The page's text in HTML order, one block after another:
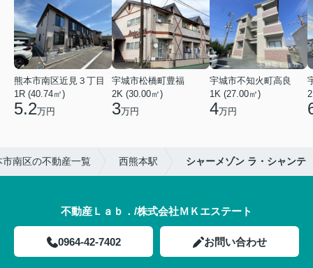
熊本市南区近見３丁目
1R (40.74㎡)
5.2万円
宇城市松橋町豊福
2K (30.00㎡)
3万円
宇城市不知火町高良
1K (27.00㎡)
4万円
市南区の不動産一覧 西熊本駅 シャーメゾン ラ・シャンテ
不動産Ｌａｂ．/株式会社ＭＫエステート
0964-42-7402 お問い合わせ